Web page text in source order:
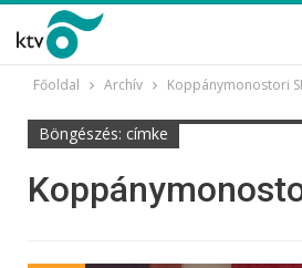
Főoldal Archív Koppánymonostori
Böngészés: címke